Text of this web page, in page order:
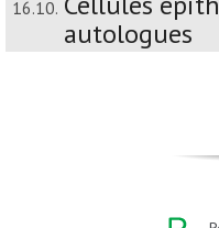
16.10.
autologues